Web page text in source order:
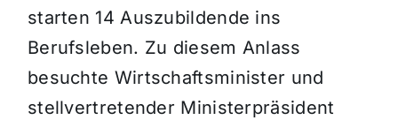
starten 14 Auszubildende ins
Berufsleben. Zu diesem Anlass
besuchte Wirtschaftsminister und
stellvertretender Ministerpräsident